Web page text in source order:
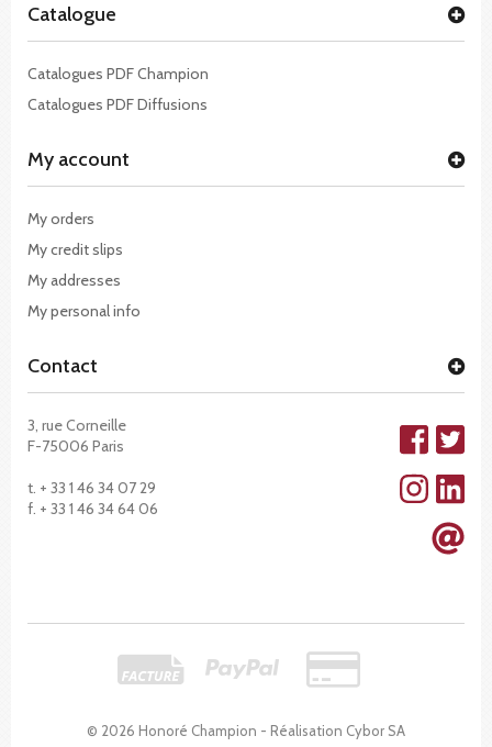
© 2026 Honoré Champion - Réalisation Cybor SA
Catalogue
Catalogues PDF Champion
Catalogues PDF Diffusions
My account
My orders
My credit slips
My addresses
My personal info
Contact
3, rue Corneille
F-75006 Paris
t. + 33 1 46 34 07 29
f. + 33 1 46 34 64 06